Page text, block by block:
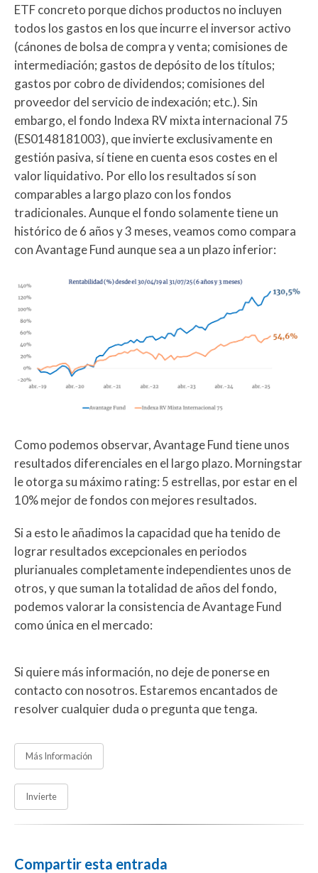
ETF concreto porque dichos productos no incluyen
todos los gastos en los que incurre el inversor activo
(cánones de bolsa de compra y venta; comisiones de
intermediación; gastos de depósito de los títulos;
gastos por cobro de dividendos; comisiones del
proveedor del servicio de indexación; etc.). Sin
embargo, el fondo Indexa RV mixta internacional 75
(ES0148181003), que invierte exclusivamente en
gestión pasiva, sí tiene en cuenta esos costes en el
valor liquidativo. Por ello los resultados sí son
comparables a largo plazo con los fondos
tradicionales. Aunque el fondo solamente tiene un
histórico de 6 años y 3 meses, veamos como compara
con Avantage Fund aunque sea a un plazo inferior:
Como podemos observar, Avantage Fund tiene unos
resultados diferenciales en el largo plazo. Morningstar
le otorga su máximo rating: 5 estrellas, por estar en el
10% mejor de fondos con mejores resultados.
Si a esto le añadimos la capacidad que ha tenido de
lograr resultados excepcionales en periodos
plurianuales completamente independientes unos de
otros, y que suman la totalidad de años del fondo,
podemos valorar la consistencia de Avantage Fund
como única en el mercado:
Si quiere más información, no deje de ponerse en
contacto con nosotros. Estaremos encantados de
resolver cualquier duda o pregunta que tenga.
Más Información
Invierte
Compartir esta entrada